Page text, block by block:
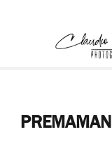
PREMAMAN